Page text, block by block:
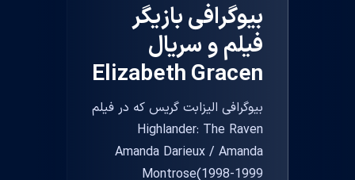
بیوگرافی بازیگر
فیلم و سریال
Elizabeth Gracen
بیوگرافی الیزابت گریس که در فیلم
Highlander: The Raven
Amanda Darieux / Amanda
Montrose(1998-1999